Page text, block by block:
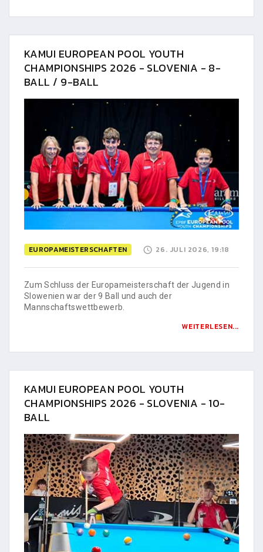
KAMUI EUROPEAN POOL YOUTH
CHAMPIONSHIPS 2026 - SLOVENIA - 8-
BALL / 9-BALL
EUROPAMEISTERSCHAFTEN 26. JULI 2026, 19:18
Zum Schluss der Europameisterschaft der Jugend in
Slowenien war der 9 Ball und auch der
Mannschaftswettbewerb.
WEITERLESEN...
KAMUI EUROPEAN POOL YOUTH
CHAMPIONSHIPS 2026 - SLOVENIA - 10-
BALL